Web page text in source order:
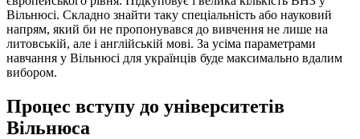
Вільнюсі. Складно знайти таку спеціальність або науковий
напрям, який би не пропонувався до вивчення не лише на
литовській, але і англійській мові. За усіма параметрами
навчання у Вільнюсі для українців буде максимально вдалим
вибором.
Процес вступу до університетів
Вільнюса